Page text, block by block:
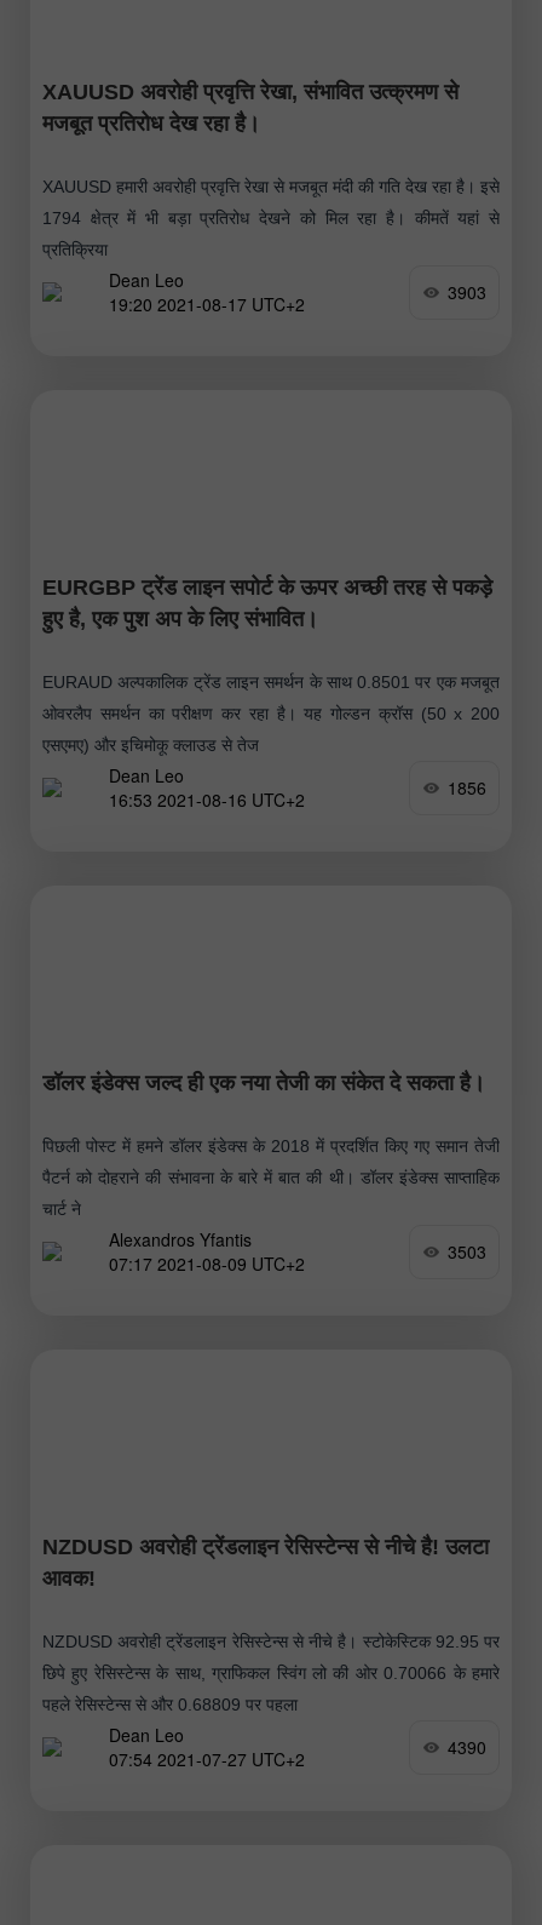
XAUUSD अवरोही प्रवृत्ति रेखा, संभावित उत्क्रमण से
मजबूत प्रतिरोध देख रहा है।
XAUUSD हमारी अवरोही प्रवृत्ति रेखा से मजबूत मंदी की गति देख रहा है। इसे
1794 क्षेत्र में भी बड़ा प्रतिरोध देखने को मिल रहा है। कीमतें यहां से
प्रतिक्रिया
Dean Leo
19:20 2021-08-17 UTC+2
3903
EURGBP ट्रेंड लाइन सपोर्ट के ऊपर अच्छी तरह से पकड़े
हुए है, एक पुश अप के लिए संभावित।
EURAUD अल्पकालिक ट्रेंड लाइन समर्थन के साथ 0.8501 पर एक मजबूत
ओवरलैप समर्थन का परीक्षण कर रहा है। यह गोल्डन क्रॉस (50 x 200
एसएमए) और इचिमोकू क्लाउड से तेज
Dean Leo
16:53 2021-08-16 UTC+2
1856
डॉलर इंडेक्स जल्द ही एक नया तेजी का संकेत दे सकता है।
पिछली पोस्ट में हमने डॉलर इंडेक्स के 2018 में प्रदर्शित किए गए समान तेजी
पैटर्न को दोहराने की संभावना के बारे में बात की थी। डॉलर इंडेक्स साप्ताहिक
चार्ट ने
Alexandros Yfantis
07:17 2021-08-09 UTC+2
3503
NZDUSD अवरोही ट्रेंडलाइन रेसिस्टेन्स से नीचे है! उलटा
आवक!
NZDUSD अवरोही ट्रेंडलाइन रेसिस्टेन्स से नीचे है। स्टोकेस्टिक 92.95 पर
छिपे हुए रेसिस्टेन्स के साथ, ग्राफिकल स्विंग लो की ओर 0.70066 के हमारे
पहले रेसिस्टेन्स से और 0.68809 पर पहला
Dean Leo
07:54 2021-07-27 UTC+2
4390